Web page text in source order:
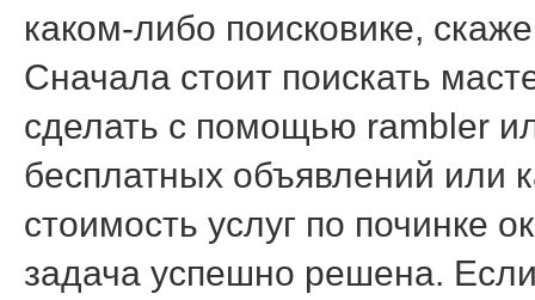
каком-либо поисковике,
Сначала стоит поискать
сделать с помощью rambler
бесплатных объявлений или
стоимость услуг по починке
задача успешно решена.